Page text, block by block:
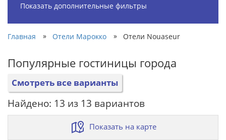
Показать дополнительные фильтры
Главная » Отели Марокко » Отели Nouaseur
Популярные гостиницы города
Смотреть все варианты
Найдено: 13 из 13 вариантов
Показать на карте